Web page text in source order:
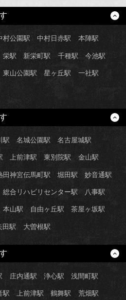
村公園駅 中村日赤駅 本陣駅
栄駅 新栄町駅 千種駅 今池駅
東山公園駅 星ヶ丘駅 一社駅
駅 名城公園駅 名古屋城駅
上前津駅 東別院駅 金山駅
田神宮伝馬町駅 堀田駅 妙音通駅
総合リハビリセンター駅 八事駅
本山駅 自由ヶ丘駅 茶屋ヶ坂駅
田駅 大曽根駅
庄内通駅 浄心駅 浅間町駅
駅 上前津駅 鶴舞駅 荒畑駅